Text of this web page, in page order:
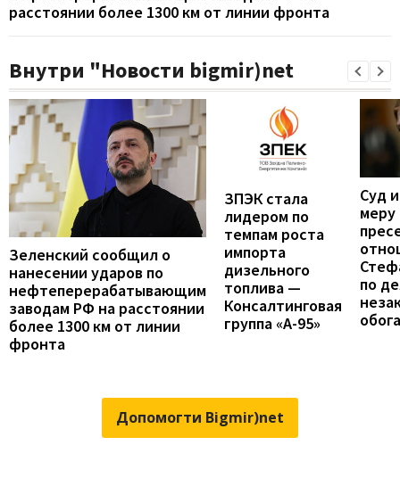
расстоянии более 1300 км от линии фронта
Внутри "Новости bigmir)net
Зеленский сообщил о
нанесении ударов по
нефтеперерабатывающим
заводам РФ на расстоянии
более 1300 км от линии
фронта
ЗПЭК стала
лидером по
темпам роста
импорта
дизельного
топлива —
Консалтинговая
группа «А-95»
Суд
меру
по
Допомогти Bigmir)net